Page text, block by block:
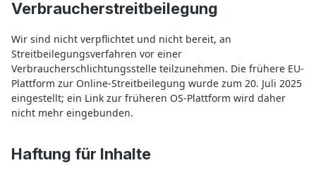
Verbraucherstreitbeilegung
Wir sind nicht verpflichtet und nicht bereit, an
Streitbeilegungsverfahren vor einer
Verbraucherschlichtungsstelle teilzunehmen. Die frühere EU-
Plattform zur Online-Streitbeilegung wurde zum 20. Juli 2025
eingestellt; ein Link zur früheren OS-Plattform wird daher
nicht mehr eingebunden.
Haftung für Inhalte